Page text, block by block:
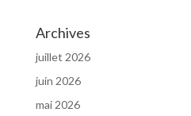
Archives
juillet 2026
juin 2026
mai 2026